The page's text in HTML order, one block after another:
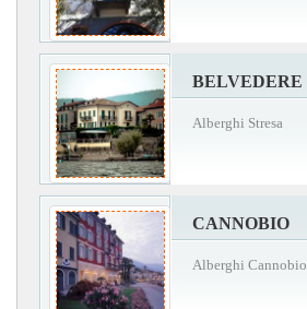
BELVEDERE
Alberghi Stresa
CANNOBIO
Alberghi Cannobio